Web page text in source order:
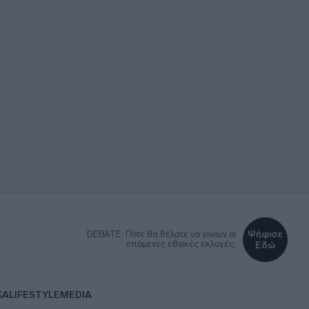
DEBATE: Πότε θα θέλατε να γίνουν οι
επόμενες εθνικές εκλογές;
Ψήφισε
Εδώ
LIFESTYLEMEDIA